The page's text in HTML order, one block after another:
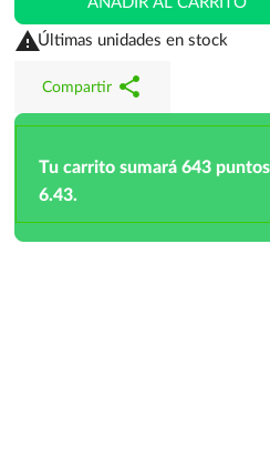
Últimas unidades en stock
Compartir share
Tu carrito sumará 643
6.43.